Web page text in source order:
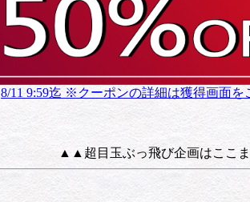
8/11 9:59迄 ※クーポンの詳細は獲得画面を
▲▲超目玉ぶっ飛び企画はここ